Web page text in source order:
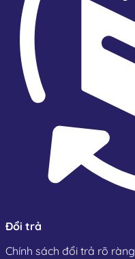
Đổi trả
Chính sách đổi trả rõ ràng